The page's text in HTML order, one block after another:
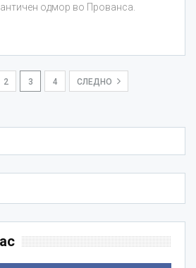
одмор во Прованса.
2 3 4 СЛЕДНО